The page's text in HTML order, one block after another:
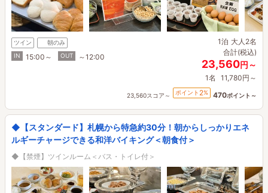
ツイン
朝のみ
IN
15:00～ OUT ～12:00
1泊 大人2名
合計(税込)
23,560円～
1名 11,780円～
23,560スコア～ ポイント 2% 470ポイント～
◆【スタンダード】札幌から特急約30分！朝からしっかりエネ
ルギーチャージできる和洋バイキング＜朝食付＞
◆【禁煙】ツインルーム＜バス・トイレ付＞